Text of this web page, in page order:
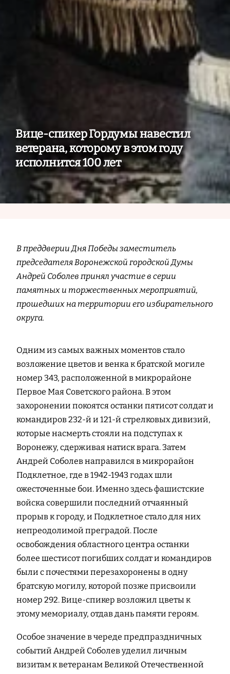
Вице-спикер Гордумы навестил
ветерана, которому в этом году
исполнится 100 лет
В преддверии Дня Победы заместитель
председателя Воронежской городской Думы
Андрей Соболев принял участие в серии
памятных и торжественных мероприятий,
прошедших на территории его избирательного
округа.
Одним из самых важных моментов стало
возложение цветов и венка к братской могиле
номер 343, расположенной в микрорайоне
Первое Мая Советского района. В этом
захоронении покоятся останки пятисот солдат и
командиров 232-й и 121-й стрелковых дивизий,
которые насмерть стояли на подступах к
Воронежу, сдерживая натиск врага. Затем
Андрей Соболев направился в микрорайон
Подклетное, где в 1942-1943 годах шли
ожесточенные бои. Именно здесь фашистские
войска совершили последний отчаянный
прорыв к городу, и Подклетное стало для них
непреодолимой преградой. После
освобождения областного центра останки
более шестисот погибших солдат и командиров
были с почестями перезахоронены в одну
братскую могилу, которой позже присвоили
номер 292. Вице-спикер возложил цветы к
этому мемориалу, отдав дань памяти героям.
Особое значение в череде предпраздничных
событий Андрей Соболев уделил личным
визитам к ветеранам Великой Отечественной